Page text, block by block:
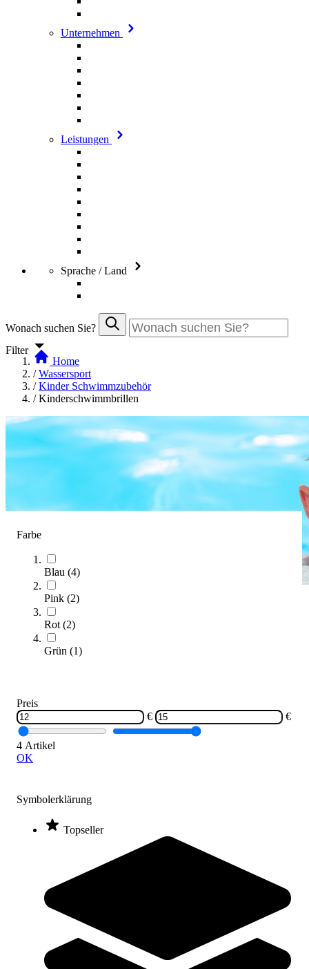
Unternehmen
Leistungen
Sprache / Land
Wonach suchen Sie?
Filter
Farbe
Blau (4)
Pink (2)
Rot (2)
Grün (1)
Preis
€
€
4 Artikel
OK
Symbolerklärung
Topseller
Home
/ Wassersport
/ Kinder Schwimmzubehör
/ Kinderschwimmbrillen
Kinderschwimmbrillen
Artikel)
auszuwählen.
Zum Ratgeber
Kategorien & Filter
BECO® Tauchermaske Havanna Kids 8+
12,95 €